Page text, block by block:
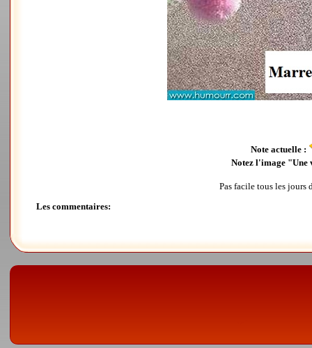
Note actuelle :
Notez l'image "Une
Pas facile tous les jours
Les commentaires: